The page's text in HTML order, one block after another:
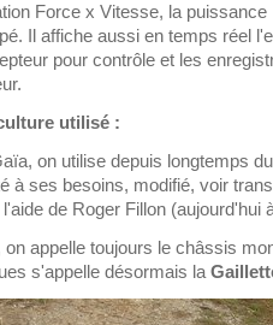
Force x Vitesse, la puissance
Il affiche aussi en temps réel
pour contrôle et les
utilisé :
on utilise depuis longtemps
à ses besoins, modifié, voir
de Roger Fillon (aujourd'hui
on appelle toujours le châssis
s'appelle désormais la